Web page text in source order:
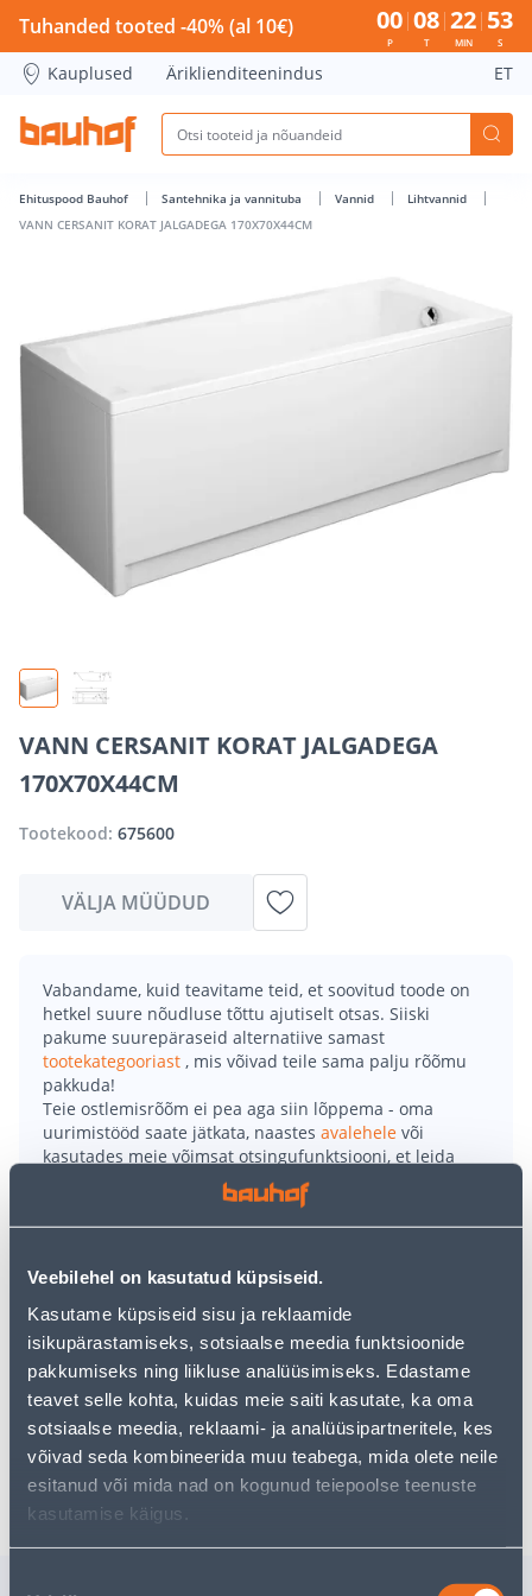
Veebilehel on kasutatud küpsiseid.
Kasutame küpsiseid sisu ja reklaamide
isikupärastamiseks, sotsiaalse meedia funktsioonide
pakkumiseks ning liikluse analüüsimiseks. Edastame
teavet selle kohta, kuidas meie saiti kasutate, ka oma
sotsiaalse meedia, reklaami- ja analüüsipartneritele, kes
võivad seda kombineerida muu teabega, mida olete neile
esitanud või mida nad on kogunud teiepoolse teenuste
kasutamise käigus.
VANN CERSANIT KORAT JALGADEGA 170X70X44CM -
Tuhanded tooted -40% (al 10€) 00
P
08
T
22
MIN
52
S
Kauplused Äriklienditeenindus ET
Ehituspood Bauhof Santehnika ja vannituba Vannid
Lihtvannid
VANN CERSANIT KORAT JALGADEGA 170X70X44CM
VANN CERSANIT KORAT JALGADEGA
170X70X44CM
Tootekood: 675600
VÄLJA MÜÜDUD
Vabandame, kuid teavitame teid, et soovitud toode on
hetkel suure nõudluse tõttu ajutiselt otsas. Siiski
pakume suurepäraseid alternatiive samast
tootekategooriast , mis võivad teile sama palju rõõmu
pakkuda!
Teie ostlemisrõõm ei pea aga siin lõppema - oma
uurimistööd saate jätkata, naastes avalehele või
kasutades meie võimsat otsingufunktsiooni, et leida
veelgi meelepärasemad valikuid. Head ostlemist!
• Valmistatud ABS plastikust ja kaetud akrüüli kihiga.
• Komplektis on jalad. Sifoon ja külje- ning otsapaneel
tuleb osta eraldi.
• Toote mõõtmed on 70 x 170 x 44 cm.
• 14-päevane tagastusõigus.
Sarnased tooted